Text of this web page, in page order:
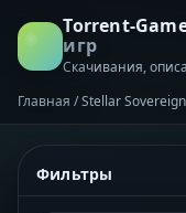
Torrent-
игр
Скачивания,
Главная /Stellar
Фильтры